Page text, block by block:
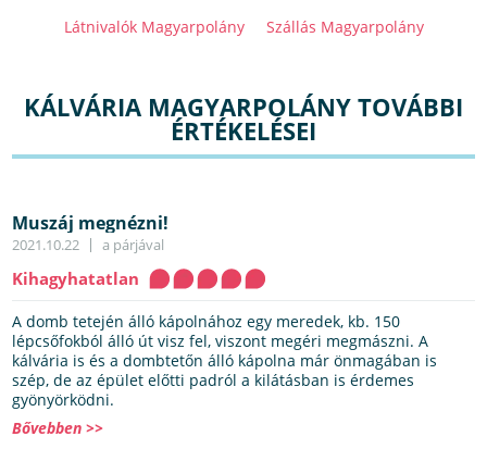
Látnivalók Magyarpolány Szállás Magyarpolány
KÁLVÁRIA MAGYARPOLÁNY TOVÁBBI
ÉRTÉKELÉSEI
Muszáj megnézni!
2021.10.22 a párjával
Kihagyhatatlan
A domb tetején álló kápolnához egy meredek, kb. 150
lépcsőfokból álló út visz fel, viszont megéri megmászni. A
kálvária is és a dombtetőn álló kápolna már önmagában is
szép, de az épület előtti padról a kilátásban is érdemes
gyönyörködni.
Bővebben >>